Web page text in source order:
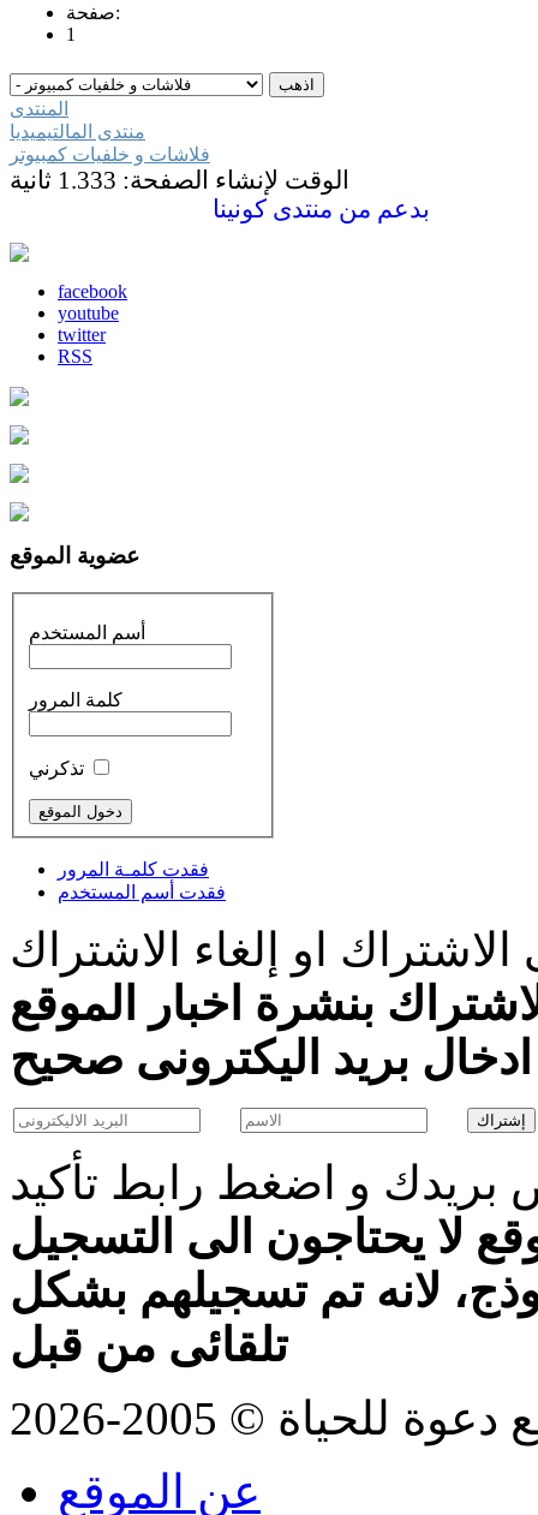
صفحة:
1
المنتدى
منتدى المالتيميديا
فلاشات و خلفيات كمبيوتر
الوقت لإنشاء الصفحة: 1.333 ثانية
بدعم من منتدى كونينا
facebook
youtube
twitter
RSS
عضوية الموقع
أسم المستخدم
كلمة المرور
فقدت كلمـة المرور
فقدت أسم المستخدم
او إلغاء الاشتراك
بنشرة اخبار الموقع
و اضغط رابط تأكيد
لا يحتاجون الى التسجيل
لانه تم تسجيلهم بشكل
تلقائى من قبل
© 2005-2026
عن الموقع